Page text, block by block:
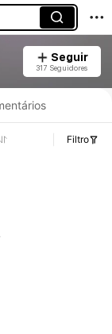
Seguir
317 Seguidores
e Detalhes de Stock.
Filtro